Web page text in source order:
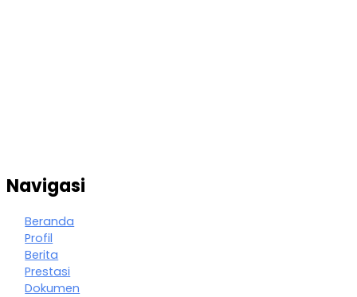
Navigasi
Beranda
Profil
Berita
Prestasi
Dokumen